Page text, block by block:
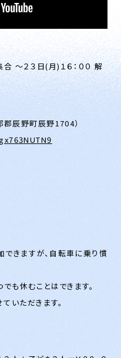
合 ～２３日(月)１６：００ 解
郡辰野町辰野1704）
すが、自転車に乗り慣
も休むことはできます。
いただきます。